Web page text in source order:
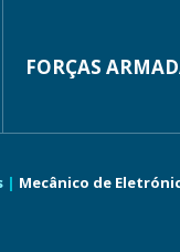
MAIN
FORÇAS
Mecânico de